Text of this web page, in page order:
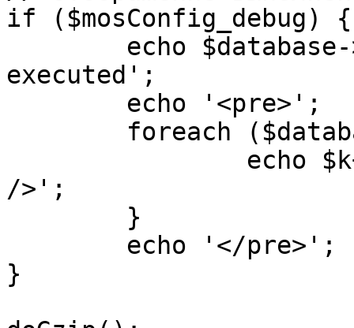
if ($mosConfig_debug) {
executed';
/>';
}